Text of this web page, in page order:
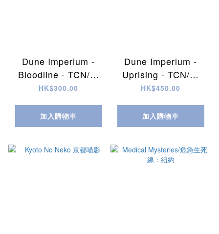
Dune Imperium -
Bloodline - TCN/沙
丘：帝國 血脈永續
HK$300.00
加入購物車
Dune Imperium -
Uprising - TCN/沙
丘：帝國 起義+promo
HK$450.00
加入購物車